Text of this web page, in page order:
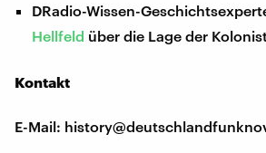
DRadio-Wissen-
Hellfeld über die Lage der
Kontakt
E-Mail: